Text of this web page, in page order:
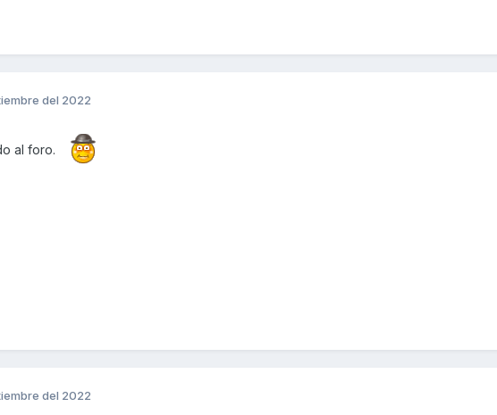
del 2022
al foro.
del 2022